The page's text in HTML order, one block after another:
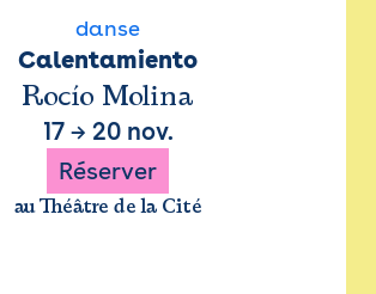
danse
Calentamiento
Rocío Molina
17→ 20 nov.
Réserver
au Théâtre de la Cité